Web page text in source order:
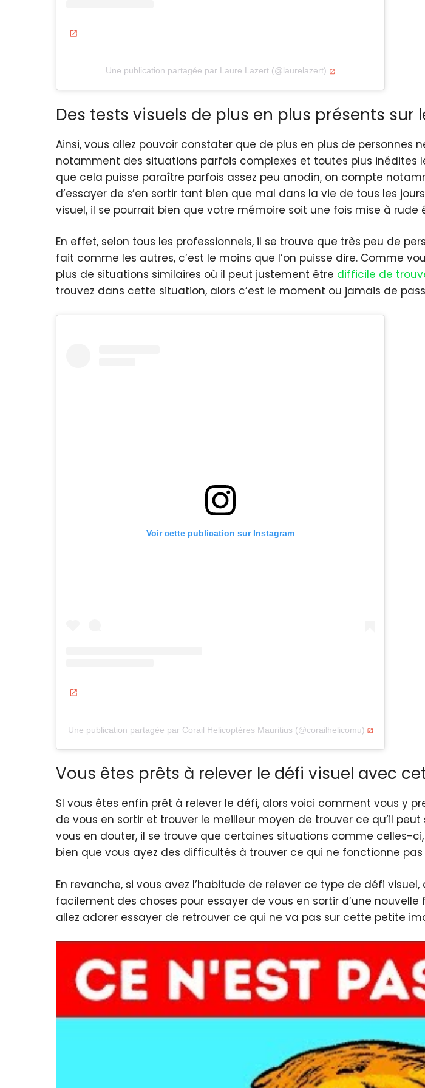
Une publication partagée par Laure Lazert (@laurelazert)
Des tests visuels de plus en plus présents sur
Ainsi, vous allez pouvoir constater que de plus en plus de
notamment des situations parfois complexes et toutes plus inédites
que cela puisse paraître parfois assez peu anodin, on compte
d’essayer de s’en sortir tant bien que mal dans la vie de tous les
visuel, il se pourrait bien que votre mémoire soit une fois mise à rude
En effet, selon tous les professionnels, il se trouve que très peu de
fait comme les autres, c’est le moins que l’on puisse dire. Comme
plus de situations similaires où il peut justement être difficile de
trouvez dans cette situation, alors c’est le moment ou jamais de
Voir cette publication sur Instagram
Une publication partagée par Corail Helicoptères Mauritius (@corailhelicomu)
Vous êtes prêts à relever le défi visuel avec
SI vous êtes enfin prêt à relever le défi, alors voici comment vous y
de vous en sortir et trouver le meilleur moyen de trouver ce qu’il
vous en douter, il se trouve que certaines situations comme celles-
bien que vous ayez des difficultés à trouver ce qui ne fonctionne
En revanche, si vous avez l’habitude de relever ce type de défi
facilement des choses pour essayer de vous en sortir d’une
allez adorer essayer de retrouver ce qui ne va pas sur cette petite